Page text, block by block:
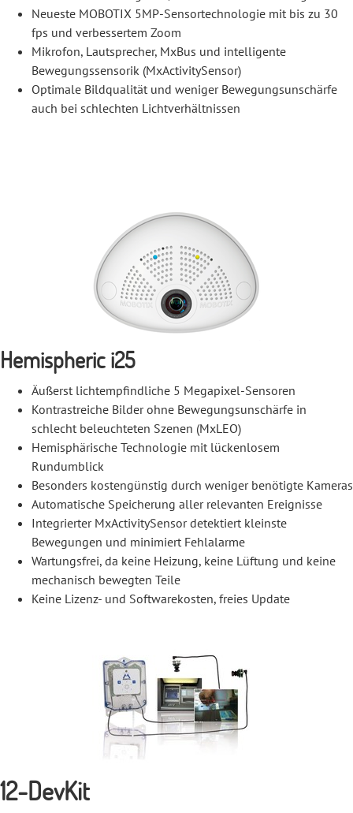
Neueste MOBOTIX 5MP-Sensortechnologie mit bis zu 30
fps und verbessertem Zoom
Mikrofon, Lautsprecher, MxBus und intelligente
Bewegungssensorik (MxActivitySensor)
Optimale Bildqualität und weniger Bewegungsunschärfe
auch bei schlechten Lichtverhältnissen
Hemispheric i25
Äußerst lichtempfindliche 5 Megapixel-Sensoren
Kontrastreiche Bilder ohne Bewegungsunschärfe in
schlecht beleuchteten Szenen (MxLEO)
Hemisphärische Technologie mit lückenlosem
Rundumblick
Besonders kostengünstig durch weniger benötigte Kameras
Automatische Speicherung aller relevanten Ereignisse
Integrierter MxActivitySensor detektiert kleinste
Bewegungen und minimiert Fehlalarme
Wartungsfrei, da keine Heizung, keine Lüftung und keine
mechanisch bewegten Teile
Keine Lizenz- und Softwarekosten, freies Update
12-DevKit